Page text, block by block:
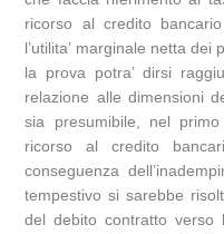
ricorso al credito
l’utilita’ marginale netta
la prova potra’ dirsi
relazione alle dimensioni
sia presumibile, nel
ricorso al credito
conseguenza
tempestivo si sarebbe
del debito contratto